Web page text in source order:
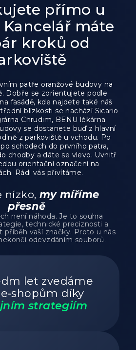
přímo u
máte
kroků od
patře oranžové budovy na
Dobře se zorientujete podle
fasádě, kde najdete také náš
blízkosti se nachází Sicario
Chrudim, BENU lékárna
se dostanete buď z hlavní
z parkoviště u vchodu. Po
schodech do prvního patra,
chodby a dáte se vlevo. Uvnitř
orientační označení na
Rádi vás přivítáme.
nízko, my míříme
přesně
není náhoda. Je to souhra
technické preciznosti a
příběh vaší značky. Proto u nás
odevzdáním souborů.
let zvedáme
díky
strategiím